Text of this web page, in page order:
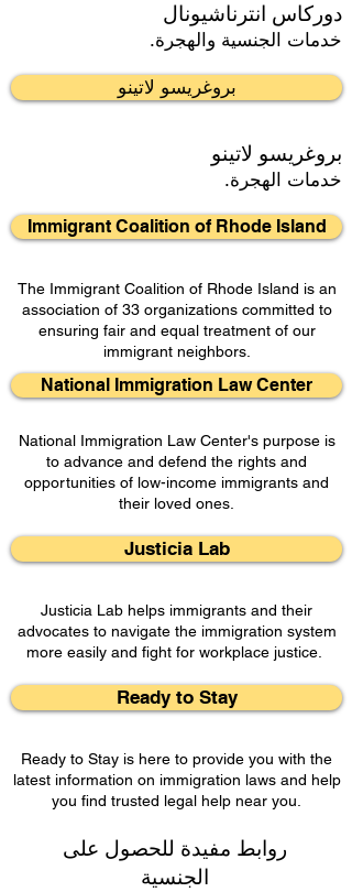
دوركاس انترناشيونال
خدمات الجنسية والهجرة.
بروغريسو لاتينو
بروغريسو لاتينو
خدمات الهجرة.
Immigrant Coalition of Rhode Island
The Immigrant Coalition of Rhode Island is an
association of 33 organizations committed to
ensuring fair and equal treatment of our
immigrant neighbors.
National Immigration Law Center
National Immigration Law Center's purpose is
to advance and defend the rights and
opportunities of low-income immigrants and
their loved ones.
Justicia Lab
Justicia Lab helps immigrants and their
advocates to navigate the immigration system
more easily and fight for workplace justice.
Ready to Stay
Ready to Stay is here to provide you with the
latest information on immigration laws and help
you find trusted legal help near you.
روابط مفيدة للحصول على
الجنسية